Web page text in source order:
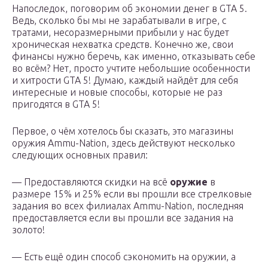
Напоследок, поговорим об экономии денег в GTA 5.
Ведь, сколько бы мы не зарабатывали в игре, с
тратами, несоразмерными прибыли у нас будет
хроническая нехватка средств. Конечно же, свои
финансы нужно беречь, как именно, отказывать себе
во всём? Нет, просто учтите небольшие особенности
и хитрости GTA 5! Думаю, каждый найдёт для себя
интересные и новые способы, которые не раз
пригодятся в GTA 5!
Первое, о чём хотелось бы сказать, это магазины
оружия Ammu-Nation, здесь действуют несколько
следующих основных правил:
— Предоставляются скидки на всё оружие в
размере 15% и 25% если вы прошли все стрелковые
задания во всех филиалах Ammu-Nation, последняя
предоставляется если вы прошли все задания на
золото!
— Есть ещё один способ сэкономить на оружии, а